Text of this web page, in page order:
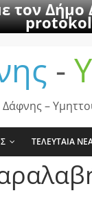
τον
-
–
ΤΕΛΕΥΤΑΙΑ